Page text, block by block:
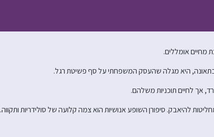
מחיים אומללים.
בתאונה, היא מגלה שהעסק המשפחתי על סף פשיטת רגל.
אך לחיים תוכניות משלהם.
להיאבק. סיפורן השופע אנושיות הוא צמה קלועה של סולידריות ותקווה.